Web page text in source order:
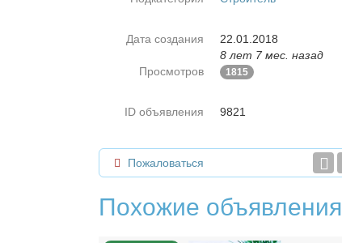
Дата создания
22.01.2018
8 лет 7 мес. назад
Просмотров
1815
ID объявления 9821
Пожаловаться
Похожие объявления